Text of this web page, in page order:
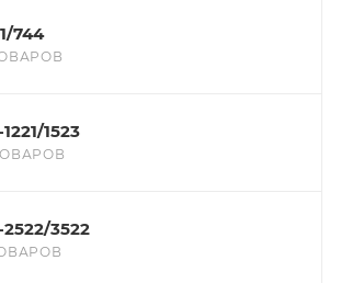
744
1523
3522